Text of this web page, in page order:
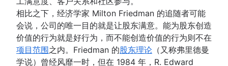
思维导图
思维导图示例
概念图绘制
气泡图
维恩图
上下文切换
泳道图
流程图
优化审批流程
架构图：定义、类型和最佳实践
架构图
如何实现任务自动化
人工智能任务管理
时间管理工具
PERT 图表
项目风险管理
风险缓解
风险管理
风险登记册
风险矩阵
项目监控
仪表板报告
提前期
时间跟踪
成本绩效指数
项目收尾
Project post-mortem
Lessons learned
文档
概述
文档的重要性
文档标准
相比之下，经济学家 Milton Friedman 的追随者可能
会说，公司的唯一目的就是让股东满意。能为股东创造
价值的行为就是好行为，而不能创造价值的行为则不在
项目范围之内。Friedman 的股东理论 （又称弗里德曼
学说）曾经风靡一时，但在 1984 年，R. Edward